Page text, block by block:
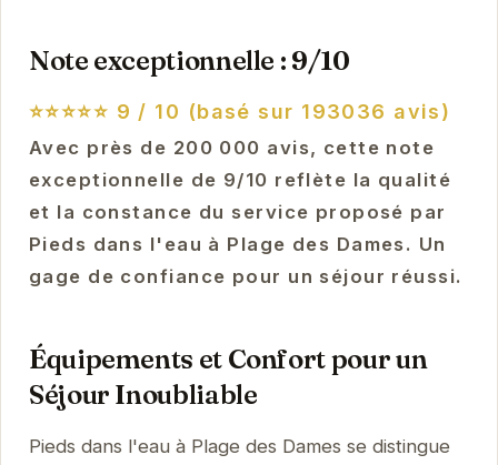
Note exceptionnelle : 9/10
⭐⭐⭐⭐⭐ 9 / 10 (basé sur 193036 avis)
Avec près de 200 000 avis, cette note
exceptionnelle de 9/10 reflète la qualité
et la constance du service proposé par
Pieds dans l'eau à Plage des Dames. Un
gage de confiance pour un séjour réussi.
Équipements et Confort pour un
Séjour Inoubliable
Pieds dans l'eau à Plage des Dames se distingue